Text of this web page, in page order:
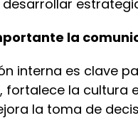
la
interna es clave
fortalece la cultura
la toma de